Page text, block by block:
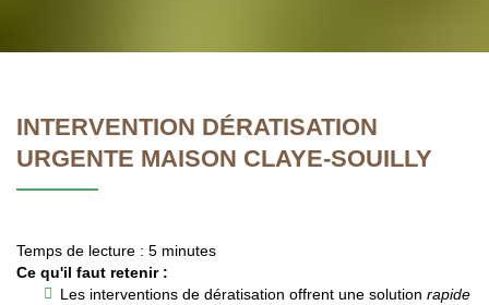
INTERVENTION DÉRATISATION
URGENTE MAISON CLAYE-SOUILLY
Temps de lecture : 5 minutes
Ce qu'il faut retenir :
Les interventions de dératisation offrent une solution rapide